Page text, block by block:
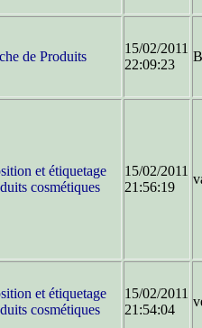
de Produits
15/02/2011
22:09:23
et étiquetage
cosmétiques
15/02/2011
21:56:19
et étiquetage
cosmétiques
15/02/2011
21:54:04